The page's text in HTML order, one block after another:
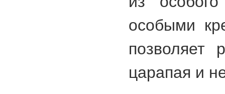
особыми
позволяет
царапая и